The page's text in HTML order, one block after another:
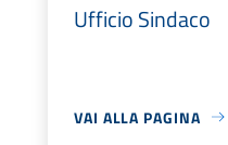
Ufficio Sindaco
VAI ALLA PAGINA